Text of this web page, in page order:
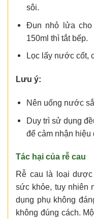
sôi.
Đun nhỏ lửa cho
150ml thì tắt bếp.
Lọc lấy nước cốt,
Lưu ý:
Nên uống nước
Duy trì sử dụng
để cảm nhận hiệu
Tác hại của rễ cau
Rễ cau là loại
sức khỏe, tuy nhiên
dụng phụ không
không đúng cách.